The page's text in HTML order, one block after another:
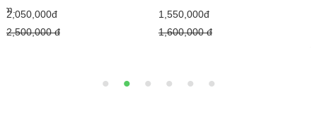
820x450x220mm
1,300,000đ
40 x 40 cm (Thùng 6 viên = 0,96